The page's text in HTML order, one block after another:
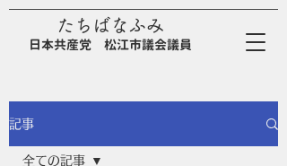
たちばなふみ
日本共産党 松江市議会議員
記事
全ての記事